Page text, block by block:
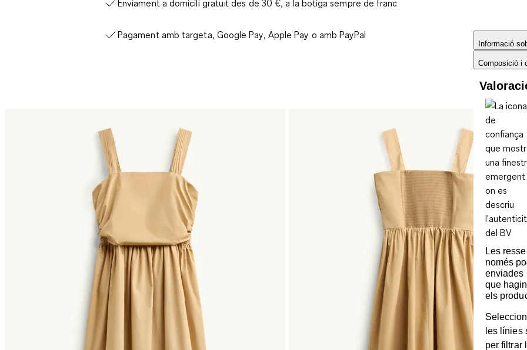
Enviament a domicili gratuït des de 30 €, a la botiga sempre de franc
Pagament amb targeta, Google Pay, Apple Pay o amb PayPal
Informació
Composició i
Les
només
enviades
que
els
les línies
per filtrar